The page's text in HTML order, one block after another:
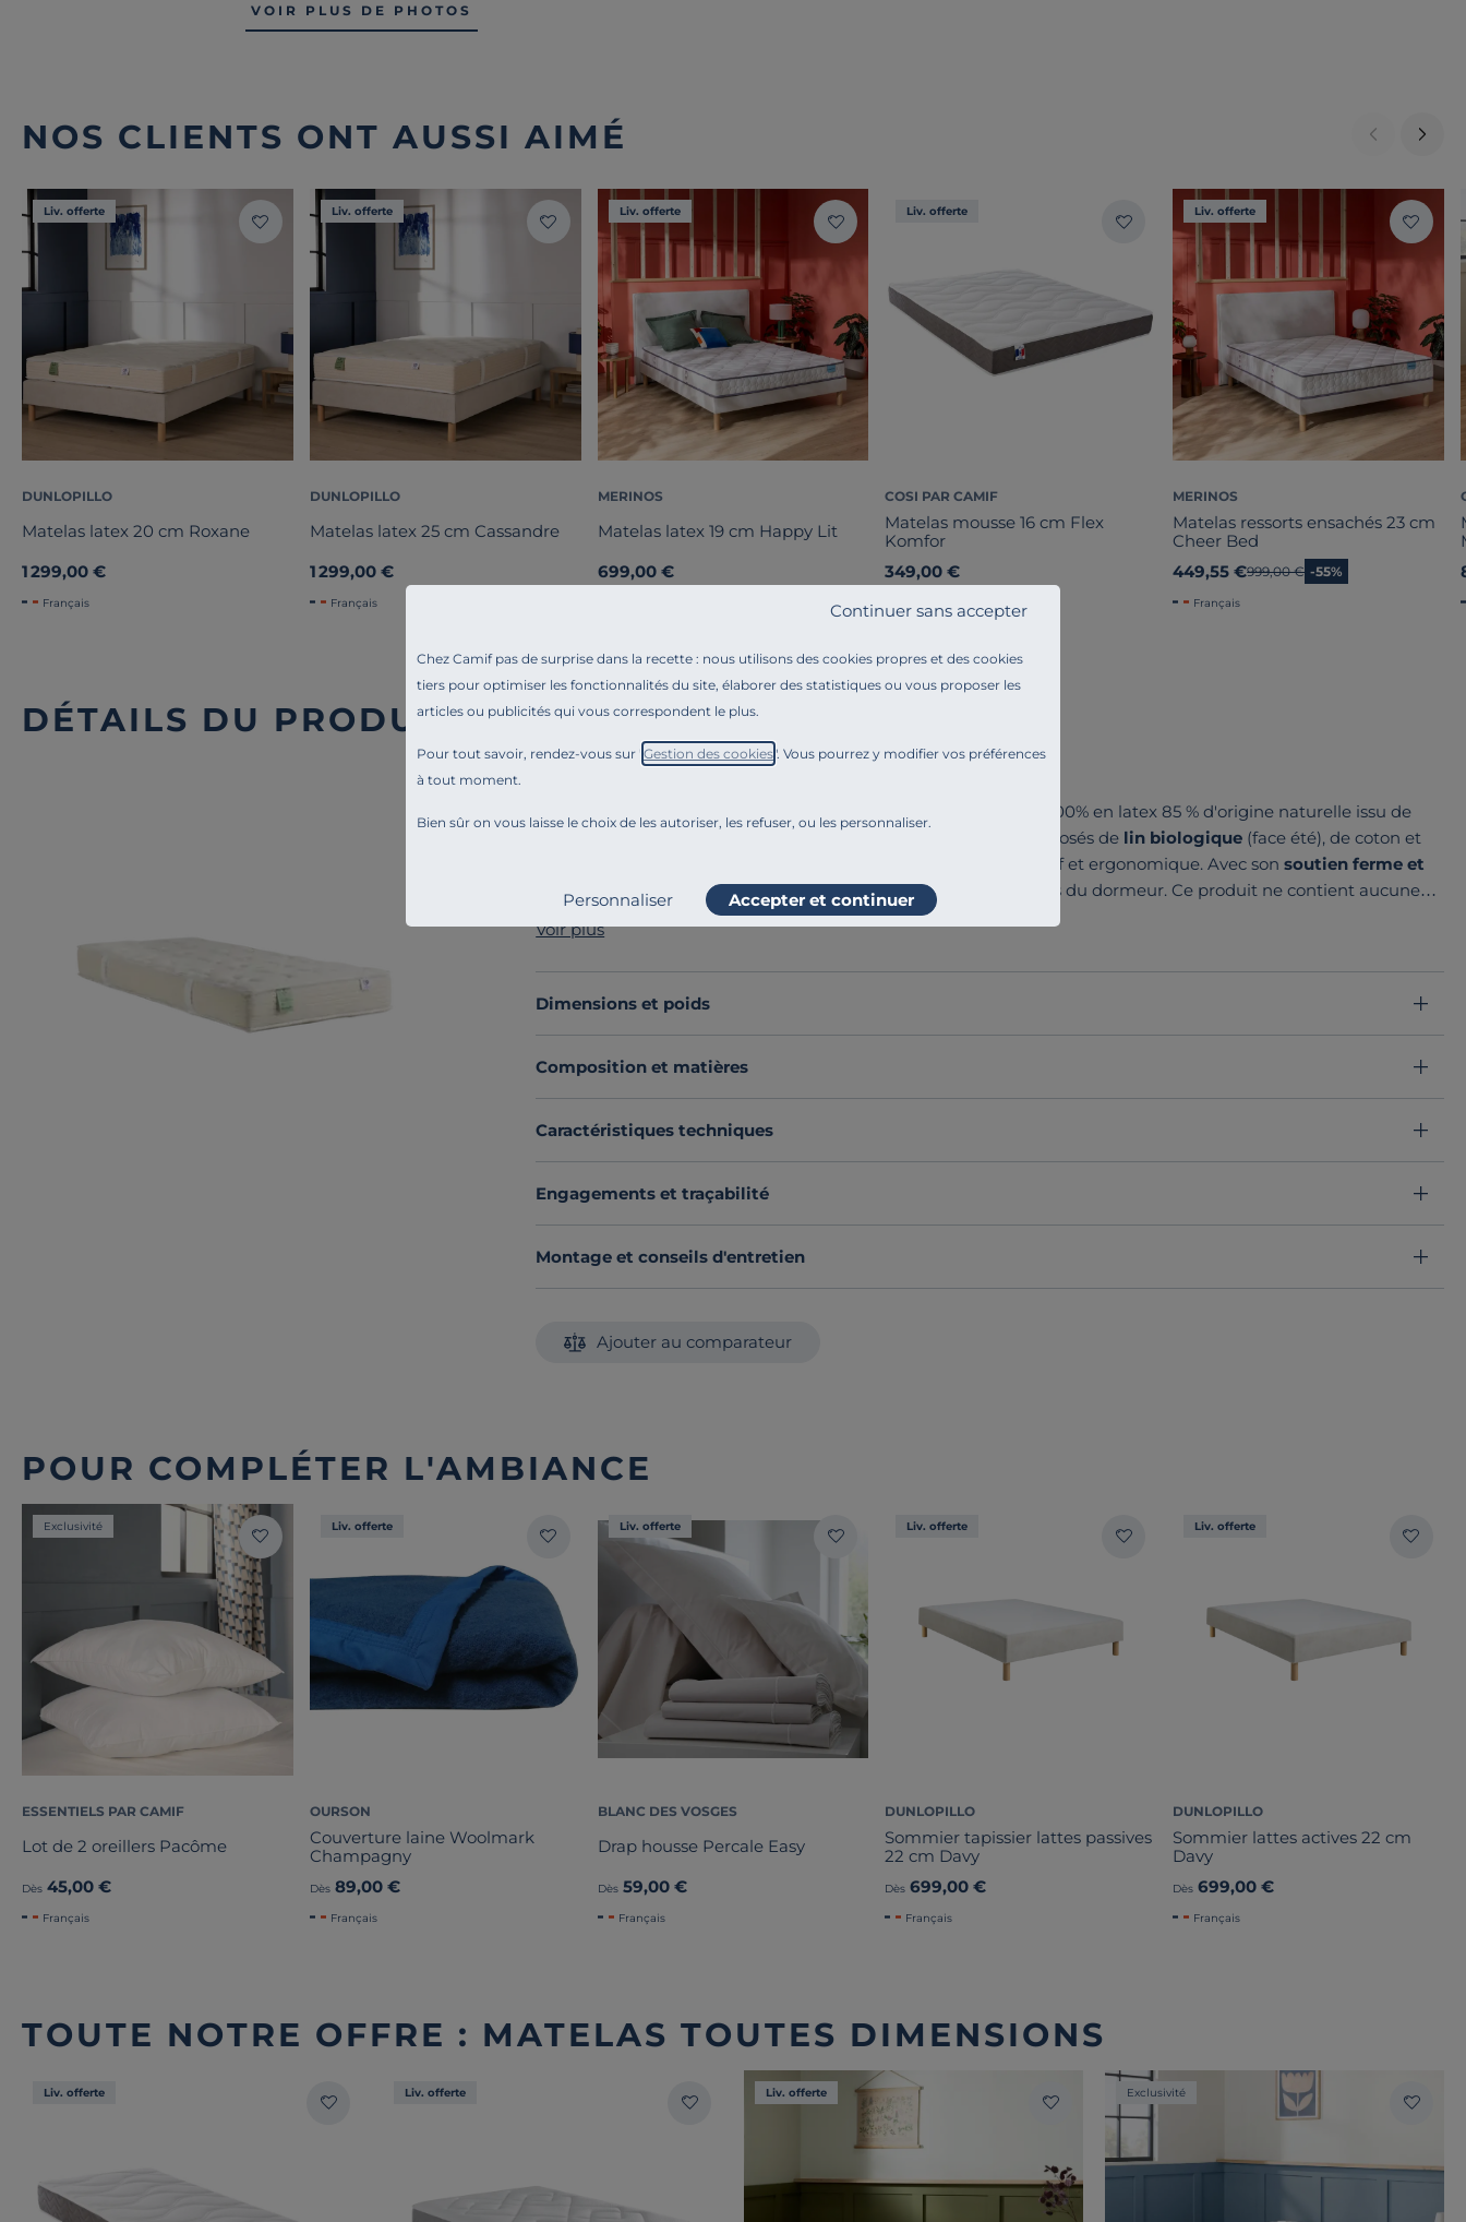
Chez Camif pas de surprise dans la recette : nous utilisons des cookies propres et des cookies
tiers pour optimiser les fonctionnalités du site, élaborer des statistiques ou vous proposer les
articles ou publicités qui vous correspondent le plus.
Pour tout savoir, rendez-vous sur " Gestion des cookies". Vous pourrez y modifier vos préférences
à tout moment.
Bien sûr on vous laisse le choix de les autoriser, les refuser, ou les personnaliser.
Continuer sans accepter
Personnaliser Accepter et continuer
VOIR PLUS DE PHOTOS
NOS CLIENTS ONT AUSSI AIMÉ
Liv. offerte
DUNLOPILLO
Matelas latex 20 cm Roxane
1 299,00 €
Français
Liv. offerte
DUNLOPILLO
Matelas latex 25 cm Cassandre
1 299,00 €
Français
Liv. offerte
MERINOS
Matelas latex 19 cm Happy Lit
699,00 €
Liv. offerte
COSI PAR CAMIF
Matelas mousse 16 cm Flex
Komfor
349,00 €
Liv. offerte
MERINOS
Matelas ressorts ensachés 23 cm
Cheer Bed
449,55 €Ancien prix
999,00 € -55%
Français
DÉTAILS DU PRODUIT
avec une âme 100% en latex 85 % d'origine naturelle issu de
ses composés de lin biologique (face été), de coton et
ouate (face hiver), de mousse, vous assurent un confort progressif et ergonomique. Avec sonsoutien ferme et
son accueil moelleux, il apporte la réponse idéale aux exigences du dormeur. Ce produit ne contient aucune
Découvrez toute notre sélection :
Voir plus
Dimensions et poids
Composition et matières
Caractéristiques techniques
Engagements et traçabilité
Montage et conseils d'entretien
Ajouter au comparateur
POUR COMPLÉTER L'AMBIANCE
Exclusivité
ESSENTIELS PAR CAMIF
Lot de 2 oreillers Pacôme
Dès 45,00 €
Français
Liv. offerte
OURSON
Couverture laine Woolmark
Champagny
Dès 89,00 €
Français
Liv. offerte
BLANC DES VOSGES
Drap housse Percale Easy
Dès 59,00 €
Français
Liv. offerte
DUNLOPILLO
Sommier tapissier lattes passives
22 cm Davy
Dès 699,00 €
Français
Liv. offerte
DUNLOPILLO
Sommier lattes actives 22 cm
Davy
Dès 699,00 €
Français
TOUTE NOTRE OFFRE : MATELAS TOUTES DIMENSIONS
Liv. offerte Liv. offerte Liv. offerte Exclusivité